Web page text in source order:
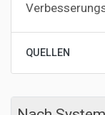
QUELLEN